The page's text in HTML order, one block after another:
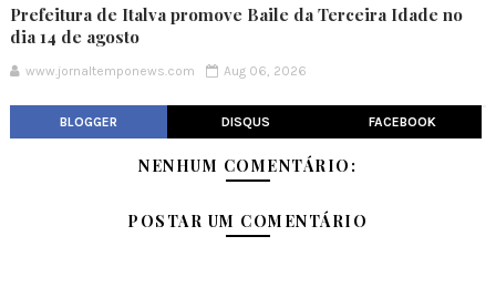
Prefeitura de Italva promove Baile da Terceira Idade no
dia 14 de agosto
www.jornaltemponews.com Aug 06, 2026
BLOGGER DISQUS FACEBOOK
NENHUM COMENTÁRIO:
POSTAR UM COMENTÁRIO